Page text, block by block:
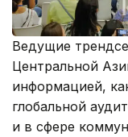
Ведущие
Центральной
информацией,
глобальной
и в сфере